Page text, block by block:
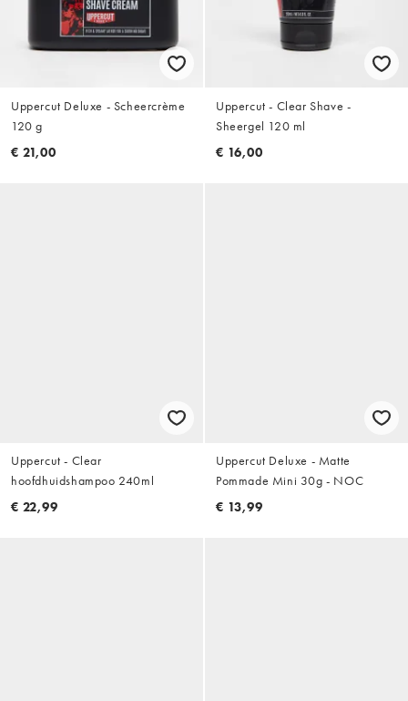
Uppercut Deluxe - Scheercrème
120 g
€ 21,00
Uppercut - Clear Shave -
Sheergel 120 ml
€ 16,00
Uppercut - Clear
hoofdhuidshampoo 240ml
€ 22,99
Uppercut Deluxe - Matte
Pommade Mini 30g - NOC
€ 13,99